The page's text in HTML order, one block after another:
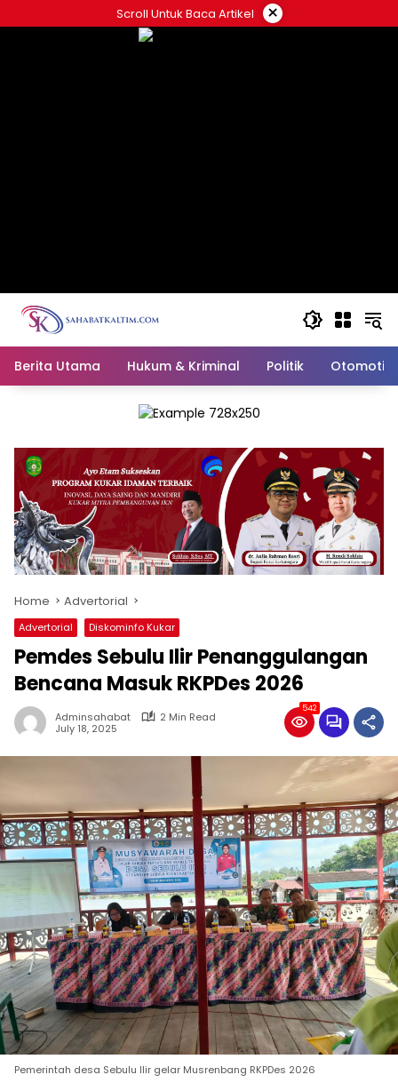
to
Scroll Untuk Baca Artikel ×
Berita Utama Hukum & Kriminal Politik Otomotif
Home Advertorial
Advertorial Diskominfo Kukar
Pemdes Sebulu Ilir Penanggulangan
Bencana Masuk RKPDes 2026
Adminsahabat
2 Min Read
July 18, 2025
542
Pemerintah desa Sebulu Ilir gelar Musrenbang RKPDes 2026